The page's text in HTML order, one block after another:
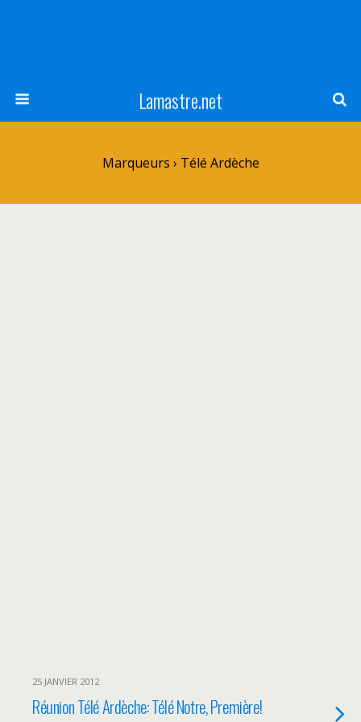
Lamastre.net
Marqueurs › Télé Ardèche
25 JANVIER 2012
Réunion Télé Ardèche: Télé Notre, Première!